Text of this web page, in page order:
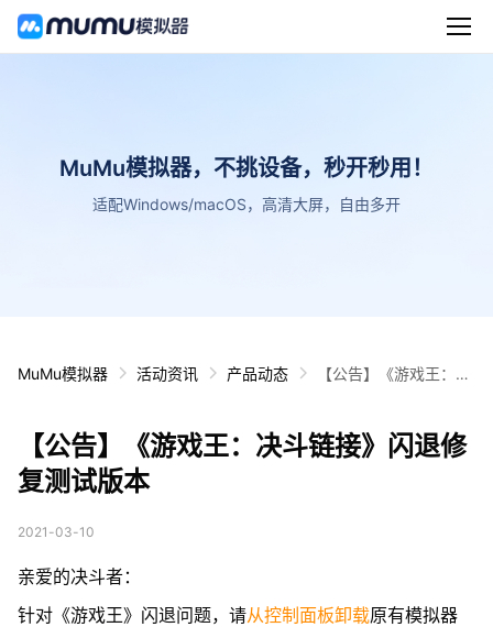
MuMu模拟器，不挑设备，秒开秒用！
适配Windows/macOS，高清大屏，自由多开
MuMu模拟器 活动资讯 产品动态
【公告】《游戏王：决
【公告】《游戏王：决斗链接》闪退修
复测试版本
2021-03-10
亲爱的决斗者：
针对《游戏王》闪退问题，请从控制面板卸载原有模拟器